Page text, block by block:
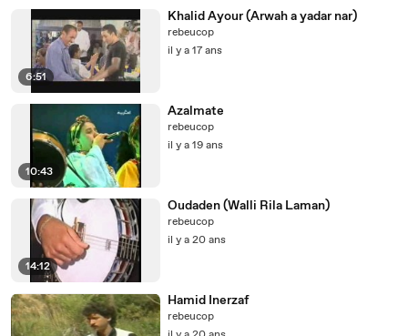
6:51
Khalid Ayour (Arwah a yadar nar)
rebeucop
il y a 17 ans
10:43
Azalmate
rebeucop
il y a 19 ans
14:12
Oudaden (Walli Rila Laman)
rebeucop
il y a 20 ans
Hamid Inerzaf
rebeucop